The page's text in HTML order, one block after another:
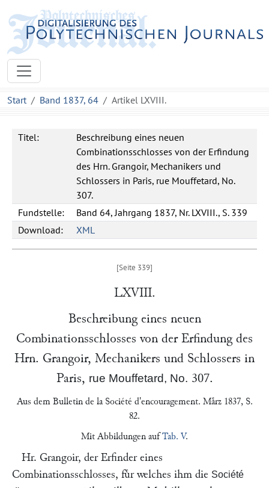
Start Band 1837, 64 Artikel LXVIII.
Titel:
Beschreibung eines neuen
Combinationsschlosses von der Erfindung
des Hrn. Grangoir, Mechanikers und
Schlossers in Paris, rue Mouffetard, No.
307.
Fundstelle:
Band 64, Jahrgang 1837, Nr. LXVIII., S. 339
Download:
XML
LXVIII.
Beschreibung eines neuen
Combinationsschlosses von der Erfindung des
Hrn. Grangoir, Mechanikers und Schlossers in
Paris, rue Mouffetard, No. 307.
Aus dem Bulletin de la Société d'encouragement. Maͤrz 1837, S.
82.
Mit Abbildungen aufTab. V.
Hr. Grangoir, der Erfinder eines
Combinationsschlosses, fuͤr welches ihm die Société